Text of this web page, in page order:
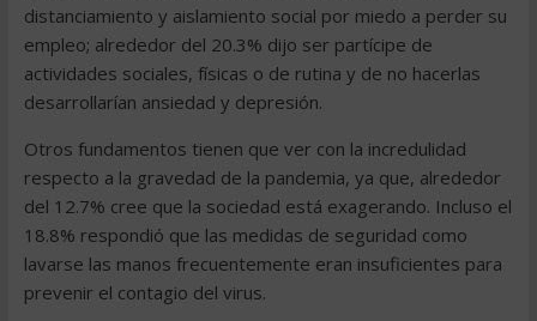
distanciamiento y aislamiento social por miedo a perder su
empleo; alrededor del 20.3% dijo ser partícipe de
actividades sociales, físicas o de rutina y de no hacerlas
desarrollarían ansiedad y depresión.
Otros fundamentos tienen que ver con la incredulidad
respecto a la gravedad de la pandemia, ya que, alrededor
del 12.7% cree que la sociedad está exagerando. Incluso el
18.8% respondió que las medidas de seguridad como
lavarse las manos frecuentemente eran insuficientes para
prevenir el contagio del virus.